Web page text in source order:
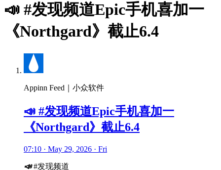
📣 #发现频道Epic手机喜加一
《Northgard》截止6.4
Appinn Feed｜小众软件
📣 #发现频道Epic手机喜加一
《Northgard》截止6.4
07:10 · May 29, 2026 · Fri
📣#发现频道